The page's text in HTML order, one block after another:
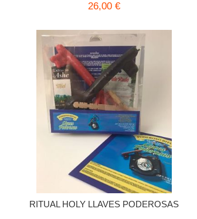
26,00 €
RITUAL HOLY LLAVES PODEROSAS